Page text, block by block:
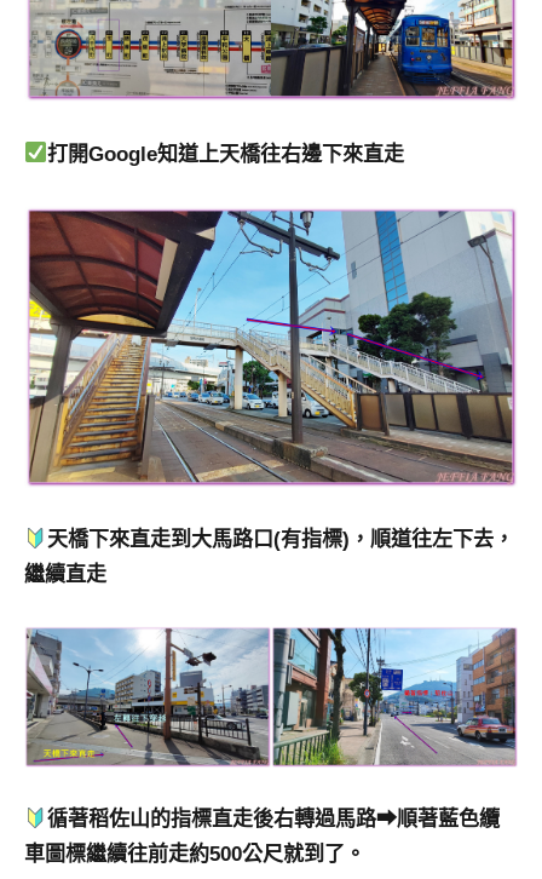
打開Google知道上天橋往右邊下來直走
天橋下來直走到大馬路口(有指標)，順道往左下去，
繼續直走
循著稻佐山的指標直走後右轉過馬路➡順著藍色纜
車圖標繼續往前走約500公尺就到了。